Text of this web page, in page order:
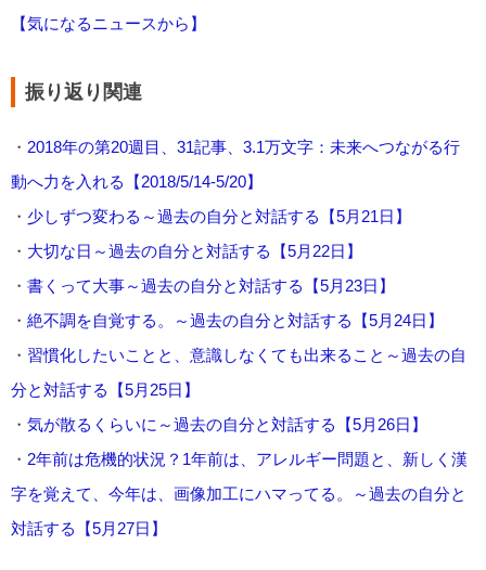
【気になるニュースから】
振り返り関連
・ 2018年の第20週目、31記事、3.1万文字：未来へつながる行
動へ力を入れる【2018/5/14-5/20】
・ 少しずつ変わる～過去の自分と対話する【5月21日】
・ 大切な日～過去の自分と対話する【5月22日】
・ 書くって大事～過去の自分と対話する【5月23日】
・ 絶不調を自覚する。～過去の自分と対話する【5月24日】
・ 習慣化したいことと、意識しなくても出来ること～過去の自
分と対話する【5月25日】
・ 気が散るくらいに～過去の自分と対話する【5月26日】
・ 2年前は危機的状況？1年前は、アレルギー問題と、新しく漢
字を覚えて、今年は、画像加工にハマってる。～過去の自分と
対話する【5月27日】